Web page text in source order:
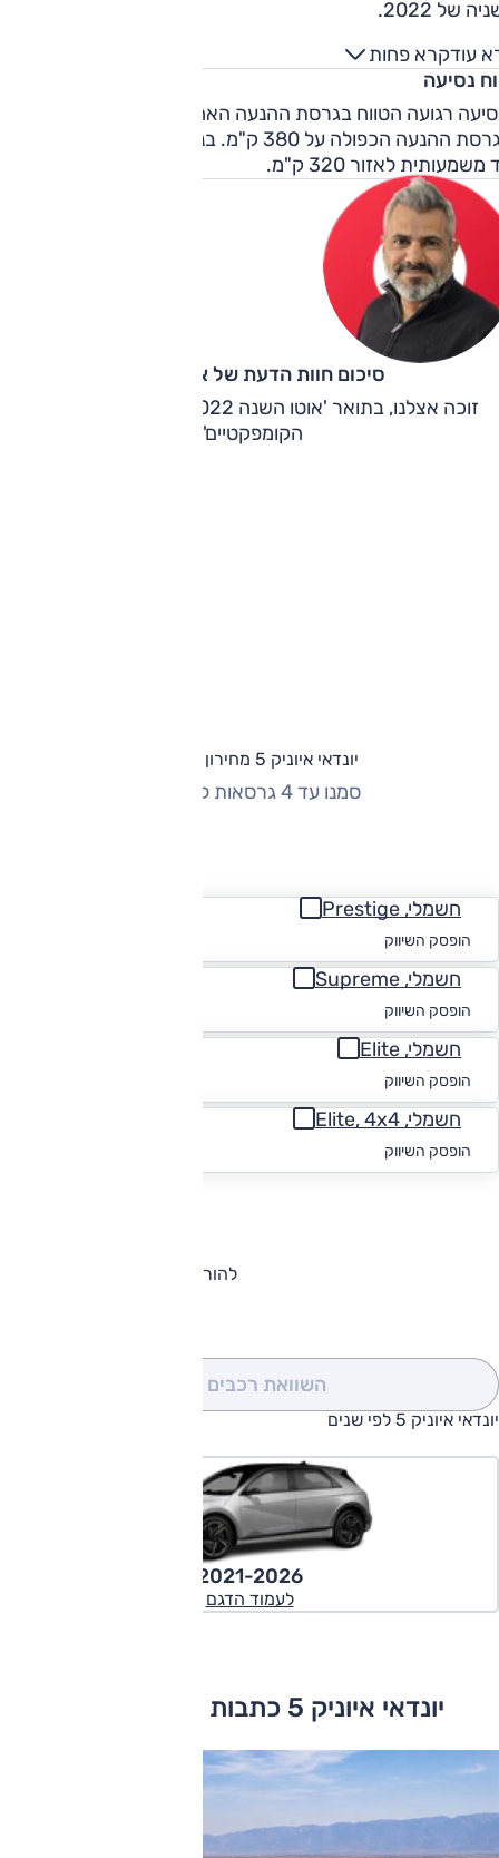
של 2022.
עודקרא פחות
נסיעה
ובגרסת ההנעה הכפולה על 380 ק"מ. בנהיגה נמרצת יותר, הטווח
משמעותית לאזור 320 ק"מ.
סיכום חוות הדעת של אוהד אלגוב
הקומפקטיים'.
יונדאי איוניק 5 מחירון וגרסאות
סמנו עד 4 גרסאות להשוואה
חשמלי, Prestige
הופסק השיווק
חשמלי, Supreme
הופסק השיווק
חשמלי, Elite
הופסק השיווק
חשמלי, Elite, 4x4
הופסק השיווק
להורדת קטלוג יונדאי איוניק 5
השוואת רכבים
יונדאי איוניק 5 לפי שנים
2021-2026
לעמוד הדגם
יונדאי איוניק 5 כתבות ומבחני דרכים